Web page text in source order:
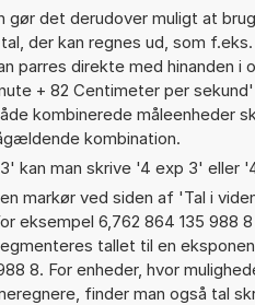
gør det derudover muligt at
der kan regnes ud, som
parres direkte med hinanden i
+ 82 Centimeter per
kombinerede måleenheder
kombination.
kan man skrive '4 exp 3' eller
markør ved siden af 'Tal i
eksempel 6,762 864 135 988 8
tallet til en
8. For enheder, hvor
finder man også tal